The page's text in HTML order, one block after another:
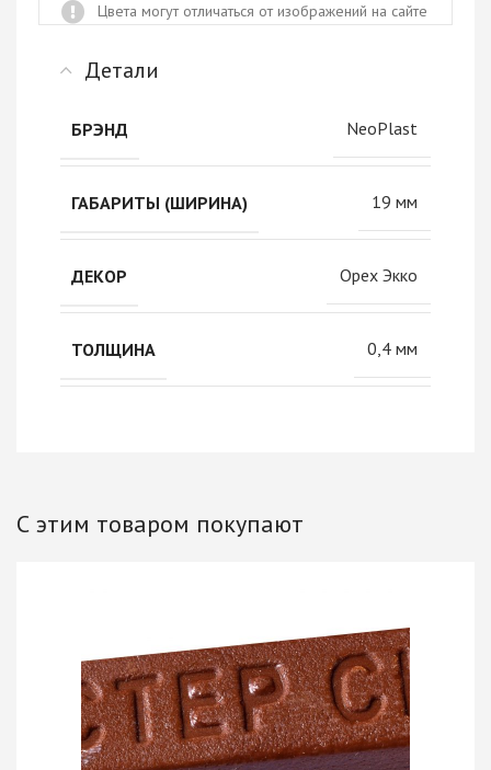
Цвета могут отличаться от изображений на сайте
Детали
БРЭНД NeoPlast
ГАБАРИТЫ (ШИРИНА) 19 мм
ДЕКОР Орех Экко
ТОЛЩИНА 0,4 мм
С этим товаром покупают